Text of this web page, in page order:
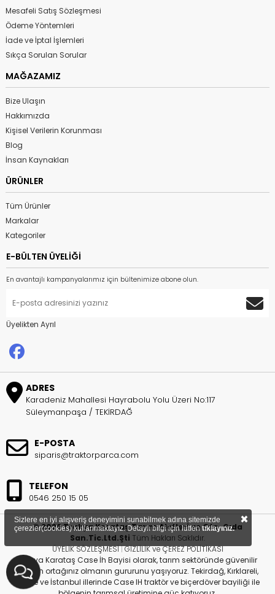
Mesafeli Satış Sözleşmesi
Ödeme Yöntemleri
İade ve İptal İşlemleri
Sıkça Sorulan Sorular
MAĞAZAMIZ
Bize Ulaşın
Hakkımızda
Kişisel Verilerin Korunması
Blog
İnsan Kaynakları
ÜRÜNLER
Tüm Ürünler
Markalar
Kategoriler
E-BÜLTEN ÜYELİĞİ
En avantajlı kampanyalarımız için bültenimize abone olun.
Üyelikten Ayrıl
ADRES
Karadeniz Mahallesi Hayrabolu Yolu Üzeri No:117
Süleymanpaşa / TEKİRDAĞ
E-POSTA
siparis@traktorparca.com
TELEFON
0546 250 15 05
© 2026 Trakya Karataş Tarım Aletleri ve Oto. Gıda
San.Tic.Ltd.Şti Tüm Hakları Saklıdır.
ÜYELİK SÖZLEŞMESİ|GİZLİLİK ve ÇEREZ POLİTİKASI
Trakya Karataş Case İh Bayisi olarak, tarım sektöründe güvenilir
çözüm ortağınız olmanın gururunu yaşıyoruz. Tekirdağ, Kırklareli,
Edirne ve İstanbul illerinde Case IH traktör ve biçerdöver bayiliği ile
Sizlere en iyi alışveriş deneyimini sunabilmek adına sitemizde
çerezler(cookies) kullanmaktayız. Detaylı bilgi için lütfentıklayınız. ×